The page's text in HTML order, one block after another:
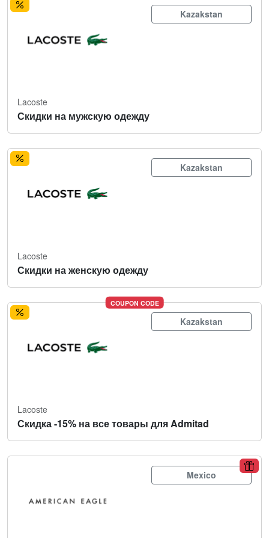
Kazakstan
Lacoste
Скидки на мужскую одежду
Kazakstan
Lacoste
Скидки на женскую одежду
COUPON CODE
Kazakstan
Lacoste
Скидка -15% на все товары для Admitad
Mexico